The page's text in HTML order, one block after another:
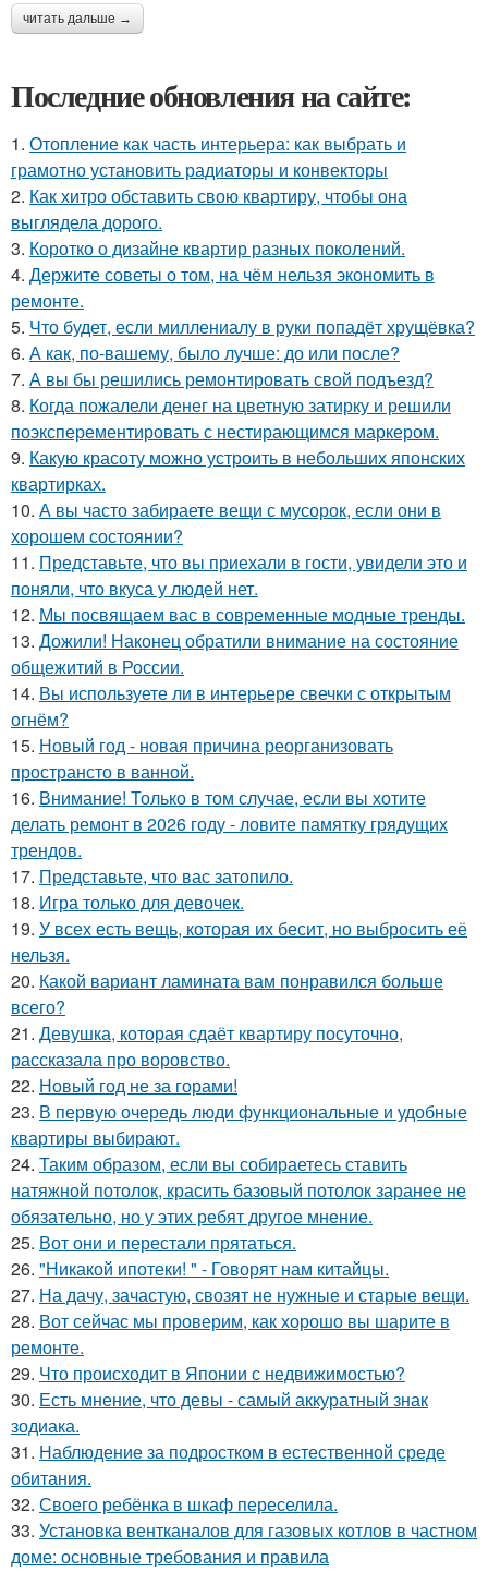
читать дальше →
Последние обновления на сайте:
1. Отопление как часть интерьера: как выбрать и
грамотно установить радиаторы и конвекторы
2. Как хитро обставить свою квартиру, чтобы она
выглядела дорого.
3. Коротко о дизайне квартир разных поколений.
4. Держите советы о том, на чём нельзя экономить в
ремонте.
5. Что будет, если миллениалу в руки попадёт хрущёвка?
6. А как, по-вашему, было лучше: до или после?
7. А вы бы решились ремонтировать свой подъезд?
8. Когда пожалели денег на цветную затирку и решили
поэксперементировать с нестирающимся маркером.
9. Какую красоту можно устроить в небольших японских
квартирках.
10. А вы часто забираете вещи с мусорок, если они в
хорошем состоянии?
11. Представьте, что вы приехали в гости, увидели это и
поняли, что вкуса у людей нет.
12. Мы посвящаем вас в современные модные тренды.
13. Дожили! Наконец обратили внимание на состояние
общежитий в России.
14. Вы используете ли в интерьере свечки с открытым
огнём?
15. Новый год - новая причина реорганизовать
пространсто в ванной.
16. Внимание! Только в том случае, если вы хотите
делать ремонт в 2026 году - ловите памятку грядущих
трендов.
17. Представьте, что вас затопило.
18. Игра только для девочек.
19. У всех есть вещь, которая их бесит, но выбросить её
нельзя.
20. Какой вариант ламината вам понравился больше
всего?
21. Девушка, которая сдаёт квартиру посуточно,
рассказала про воровство.
22. Новый год не за горами!
23. В первую очередь люди функциональные и удобные
квартиры выбирают.
24. Таким образом, если вы собираетесь ставить
натяжной потолок, красить базовый потолок заранее не
обязательно, но у этих ребят другое мнение.
25. Вот они и перестали прятаться.
26. "Никакой ипотеки! " - Говорят нам китайцы.
27. На дачу, зачастую, свозят не нужные и старые вещи.
28. Вот сейчас мы проверим, как хорошо вы шарите в
ремонте.
29. Что происходит в Японии с недвижимостью?
30. Есть мнение, что девы - самый аккуратный знак
зодиака.
31. Наблюдение за подростком в естественной среде
обитания.
32. Своего ребёнка в шкаф переселила.
33. Установка вентканалов для газовых котлов в частном
доме: основные требования и правила